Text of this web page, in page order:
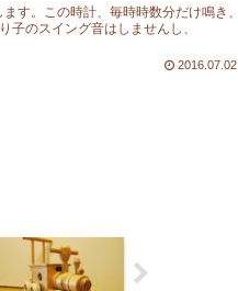
す。この時計、毎時時数分だけ鳴き、
子のスイング音はしませんし、
2016.07.02